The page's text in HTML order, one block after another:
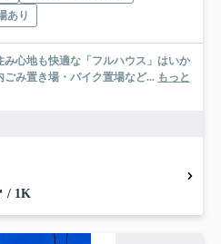
あり
心地も快適な「フルハウス」はいか
み置き場・バイク置場など... もっと
/ 1K